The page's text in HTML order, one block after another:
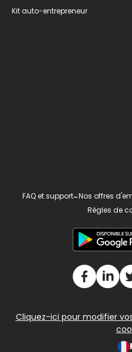
Kit auto-entrepreneur
FAQ et support-Nos offres
Règles de
Cliquez-ici pour modifier